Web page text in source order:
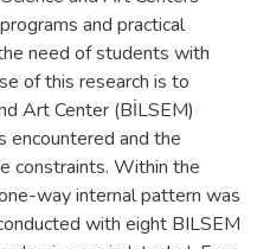
and practical
need of students with
of this research is to
Art Center (BİLSEM)
encountered and the
constraints. Within the
way internal pattern was
with eight BILSEM